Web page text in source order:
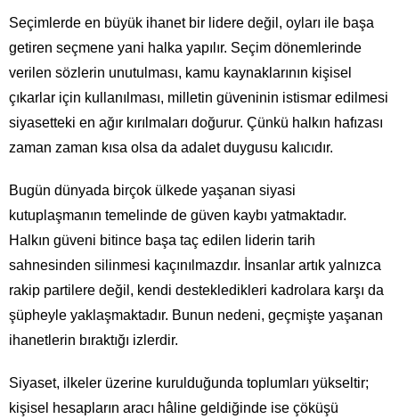
Seçimlerde en büyük ihanet bir lidere değil, oyları ile başa
getiren seçmene yani halka yapılır. Seçim dönemlerinde
verilen sözlerin unutulması, kamu kaynaklarının kişisel
çıkarlar için kullanılması, milletin güveninin istismar edilmesi
siyasetteki en ağır kırılmaları doğurur. Çünkü halkın hafızası
zaman zaman kısa olsa da adalet duygusu kalıcıdır.
Bugün dünyada birçok ülkede yaşanan siyasi
kutuplaşmanın temelinde de güven kaybı yatmaktadır.
Halkın güveni bitince başa taç edilen liderin tarih
sahnesinden silinmesi kaçınılmazdır. İnsanlar artık yalnızca
rakip partilere değil, kendi destekledikleri kadrolara karşı da
şüpheyle yaklaşmaktadır. Bunun nedeni, geçmişte yaşanan
ihanetlerin bıraktığı izlerdir.
Siyaset, ilkeler üzerine kurulduğunda toplumları yükseltir;
kişisel hesapların aracı hâline geldiğinde ise çöküşü